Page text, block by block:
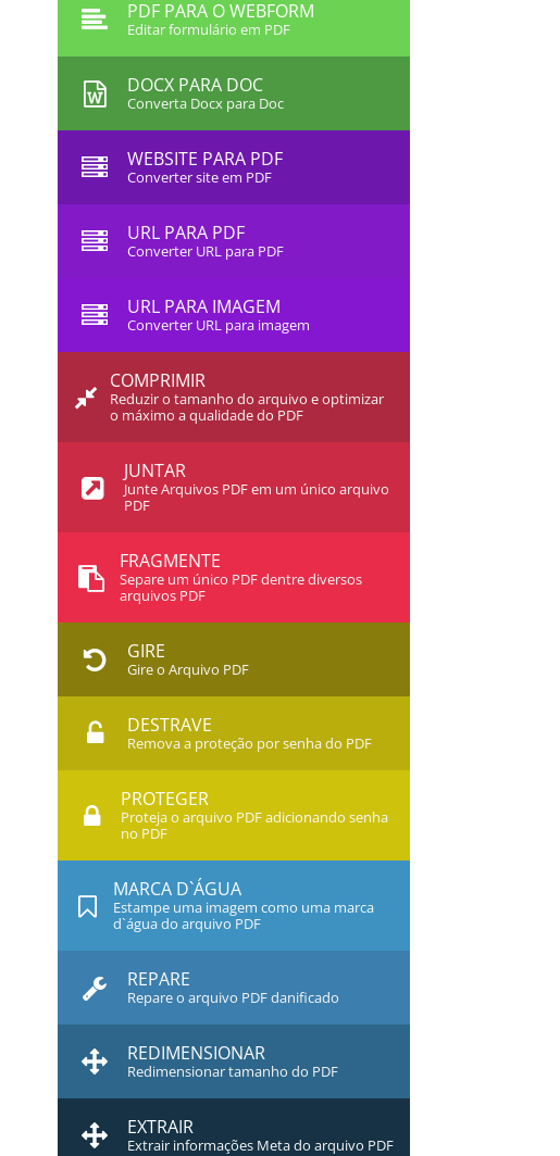
PDF PARA O WEBFORM
Editar formulário em PDF
DOCX PARA DOC
Converta Docx para Doc
WEBSITE PARA PDF
Converter site em PDF
URL PARA PDF
Converter URL para PDF
URL PARA IMAGEM
Converter URL para imagem
COMPRIMIR
Reduzir o tamanho do arquivo e optimizar
o máximo a qualidade do PDF
JUNTAR
Junte Arquivos PDF em um único arquivo
PDF
FRAGMENTE
Separe um único PDF dentre diversos
arquivos PDF
GIRE
Gire o Arquivo PDF
DESTRAVE
Remova a proteção por senha do PDF
PROTEGER
Proteja o arquivo PDF adicionando senha
no PDF
MARCA D`ÁGUA
Estampe uma imagem como uma marca
d`água do arquivo PDF
REPARE
Repare o arquivo PDF danificado
REDIMENSIONAR
Redimensionar tamanho do PDF
EXTRAIR
Extrair informações Meta do arquivo PDF